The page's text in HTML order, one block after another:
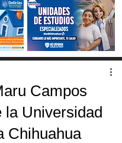
Campos
la Universidad
Chihuahua